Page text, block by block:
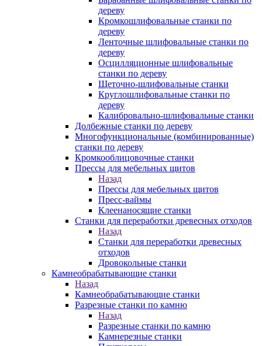
дереву
Кромкошлифовальные станки по
дереву
Ленточные шлифовальные станки по
дереву
Осцилляционные шлифовальные
станки по дереву
Щеточно-шлифовальные станки
Круглошлифовальные станки по
дереву
Калибровально-шлифовальные станки
Долбежные станки по дереву
Многофункциональные (комбинированные)
станки по дереву
Кромкооблицовочные станки
Прессы для мебельных щитов
Назад
Прессы для мебельных щитов
Пресс-ваймы
Клеенаносящие станки
Станки для переработки древесных отходов
Назад
Станки для переработки древесных
отходов
Дровокольные станки
Камнеобрабатывающие станки
Назад
Камнеобрабатывающие станки
Разрезные станки по камню
Назад
Разрезные станки по камню
Камнерезные станки